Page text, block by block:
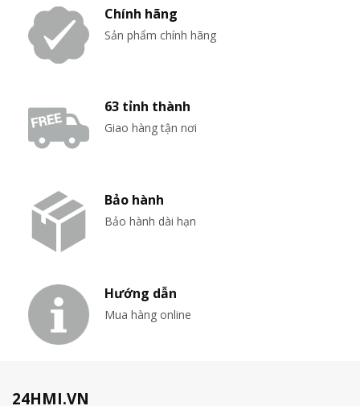
Chính hãng
Sản phẩm chính hãng
63 tỉnh thành
Giao hàng tận nơi
Bảo hành
Bảo hành dài hạn
Hướng dẫn
Mua hàng online
24HMI.VN